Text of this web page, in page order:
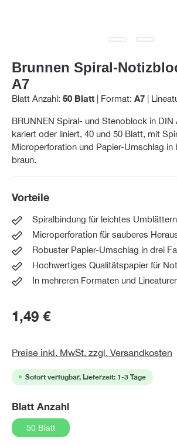
Brunnen Spiral-
A7
Blatt Anzahl: 50 Blatt Format: A7
BRUNNEN Spiral- und Stenoblock in DIN
kariert oder liniert, 40 und 50 Blatt, mit
Microperforation und Papier-Umschlag in
braun.
Vorteile
Spiralbindung für leichtes Umblättern
Microperforation für sauberes
Robuster Papier-Umschlag in drei
Hochwertiges Qualitätspapier für
In mehreren Formaten und
1,49 €
Preise inkl. MwSt. zzgl. Versandkosten
Sofort verfügbar, Lieferzeit: 1-3 Tage
Blatt Anzahlauswählen
50 Blatt